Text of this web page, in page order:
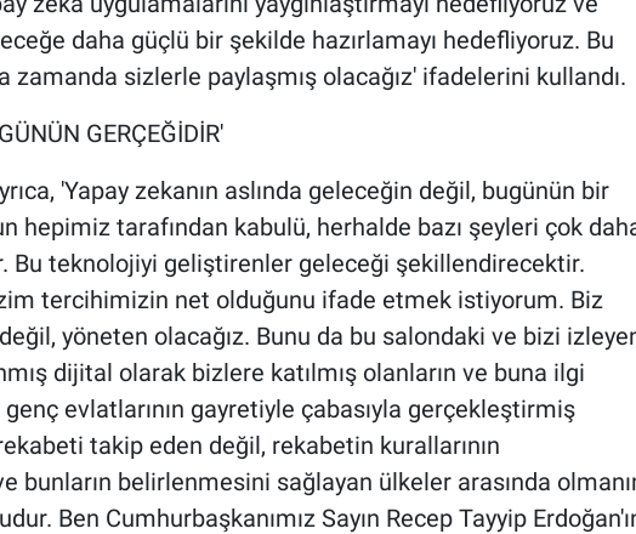
daha güçlü bir şekilde hazırlamayı hedefliyoruz. Bu
zamanda sizlerle paylaşmış olacağız' ifadelerini kullandı.
GERÇEĞİDİR'
'Yapay zekanın aslında geleceğin değil, bugünün bir
hepimiz tarafından kabulü, herhalde bazı şeyleri çok
Bu teknolojiyi geliştirenler geleceği şekillendirecektir.
tercihimizin net olduğunu ifade etmek istiyorum. Biz
yöneten olacağız. Bunu da bu salondaki ve bizi
dijital olarak bizlere katılmış olanların ve buna ilgi
evlatlarının gayretiyle çabasıyla gerçekleştirmiş
takip eden değil, rekabetin kurallarının
bunların belirlenmesini sağlayan ülkeler arasında
Ben Cumhurbaşkanımız Sayın Recep Tayyip